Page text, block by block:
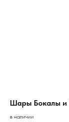
Шары Бокалы
в наличии